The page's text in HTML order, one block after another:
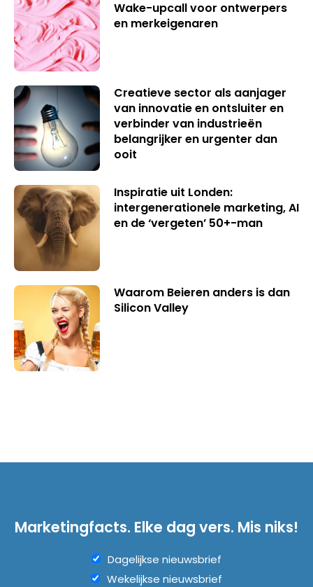
Wake-upcall voor ontwerpers
en merkeigenaren
Creatieve sector als aanjager
van innovatie en ontsluiter en
verbinder van industrieën
belangrijker en urgenter dan
ooit
Inspiratie uit Londen:
intergenerationele marketing, AI
en de ‘vergeten’ 50+-man
Waarom Beieren anders is dan
Silicon Valley
Marketingfacts. Elke dag vers. Mis niks!
Dagelijkse nieuwsbrief
Wekelijkse nieuwsbrief